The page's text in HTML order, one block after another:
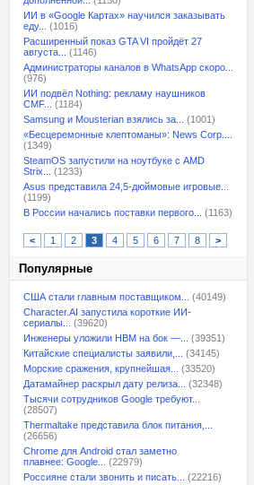
ИИ в «Google Картах» научился заказывать
еду...
(1016)
Расширенный показ GTA VI пройдёт 27
августа...
(1146)
Администраторы каналов в WhatsApp скоро...
(976)
ИИ подвёл Nothing: рекламу наушников
CMF...
(1184)
Samsung и Mousterian взялись за...
(1001)
«Бесцеремонные клептоманы»: News Corp....
(1349)
SteamOS запустили на ноутбуке с AMD
Strix...
(1233)
Asus представила 24,5-дюймовые игровые...
(1199)
В России начались поставки первого...
(1163)
< 1 2 3 4 5 6 7 8 >
Популярные
США стали главным поставщиком...
(40149)
Character.AI запустила короткие ИИ-
сериалы...
(39620)
Инженеры уложили HBM на бок —...
(39351)
Китайские специалисты заявили,...
(34145)
Морские сражения, крупнейшая...
(33520)
Датамайнер раскрыл дату релиза...
(32348)
Тысячи сотрудников Google требуют...
(28507)
Thermaltake представила блок питания,...
(26656)
Chrome для Android стал заметно
плавнее: Google...
(22979)
Россияне стали звонить и писать...
(22216)